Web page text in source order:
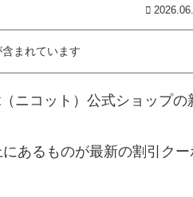
まれています
ニコット）公式ショップの
あるものが最新の割引クー